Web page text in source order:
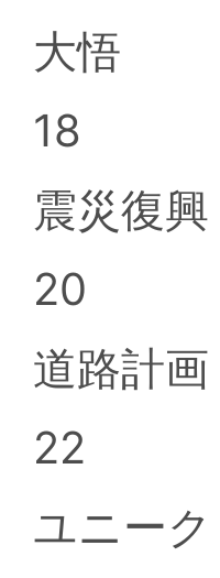
大悟
18
震災復
20
道路計
22
ユニー